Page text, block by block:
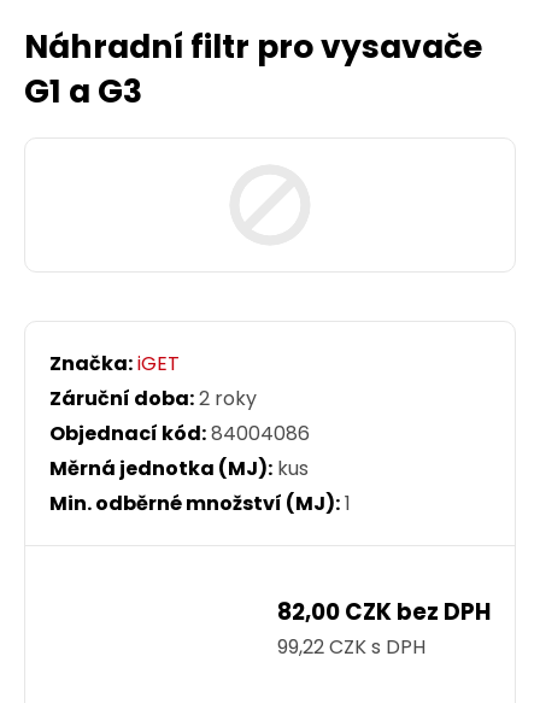
Náhradní filtr pro vysavače
G1 a G3
Značka:iGET
Záruční doba:2 roky
Objednací kód:84004086
Měrná jednotka (MJ): kus
Min. odběrné množství (MJ):1
82,00 CZK bez DPH
99,22 CZK s DPH